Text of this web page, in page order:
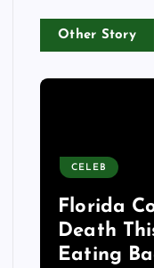
Other Story
CELEB
Florida
Death
Eating